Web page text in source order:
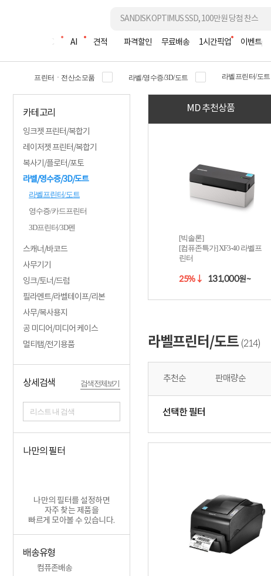
조립PC AI 견적 파격할인 무료배송 1시간픽업 이벤트
프린터ㆍ전산소모품 라벨/영수증/3D/도트 라벨프린터/도트
카테고리
잉크젯 프린터/복합기
레이저젯 프린터/복합기
복사기/플로터/포토
라벨/영수증/3D/도트
라벨프린터/도트
영수증/카드프린터
3D프린터/3D펜
스캐너/바코드
사무기기
잉크/토너/드럼
필라멘트/라벨테이프/리본
사무/복사용지
공 미디어/미디어 케이스
멀티탭/전기용품
상세검색 검색 전체보기
리스트 내 검색
나만의 필터
나만의 필터를 설정하면
자주 찾는 제품을
빠르게 모아볼 수 있습니다.
배송유형
컴퓨존배송
MD 추천상품
[빅솔론]
[컴퓨존특가] XF3-40 라벨프
린터
25%↓ 131,000원~
라벨프린터/도트 (214)
추천순 판매량순
선택한 필터